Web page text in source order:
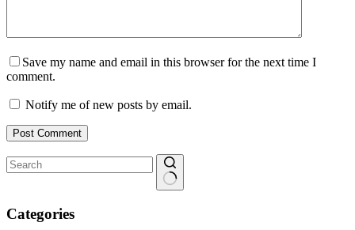
Save my name and email in this browser for the next time I
comment.
Notify me of new posts by email.
Post Comment
results
Categories